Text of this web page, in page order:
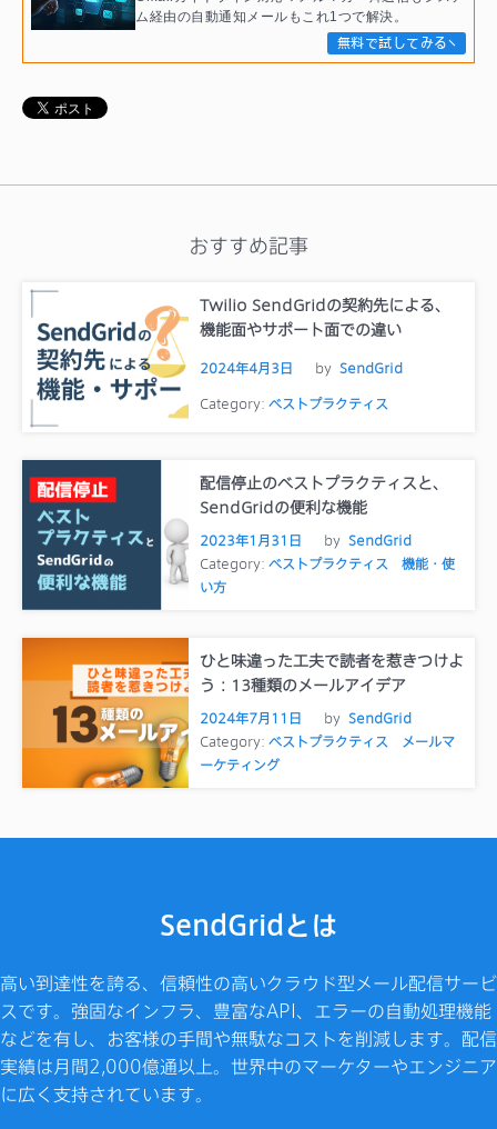
ム経由の自動通知メールもこれ1つで解決。
無料で試してみる
おすすめ記事
Twilio SendGridの契約先による、
機能面やサポート面での違い
2024年4月3日 by SendGrid
Category: ベストプラクティス
配信停止のベストプラクティスと、
SendGridの便利な機能
2023年1月31日 by SendGrid
Category: ベストプラクティス
機能・使
い方
ひと味違った工夫で読者を惹きつけよ
う：13種類のメールアイデア
2024年7月11日 by SendGrid
Category: ベストプラクティス
メールマ
ーケティング
SendGridとは
高い到達性を誇る、信頼性の高いクラウド型メール配信サービ
スです。強固なインフラ、豊富なAPI、エラーの自動処理機能
などを有し、お客様の手間や無駄なコストを削減します。配信
実績は月間2,000億通以上。世界中のマーケターやエンジニア
に広く支持されています。